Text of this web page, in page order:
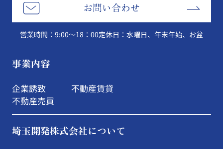
お問い合わせ
営業時間：9:00～18：00定休日：水曜日、年末年始、お盆
事業内容
企業誘致
不動産売買
不動産賃貸
埼玉開発株式会社について